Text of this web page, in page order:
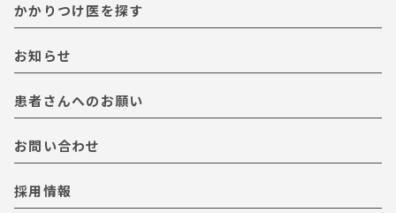
かかりつけ医を探す
お知らせ
患者さんへのお願い
お問い合わせ
採用情報